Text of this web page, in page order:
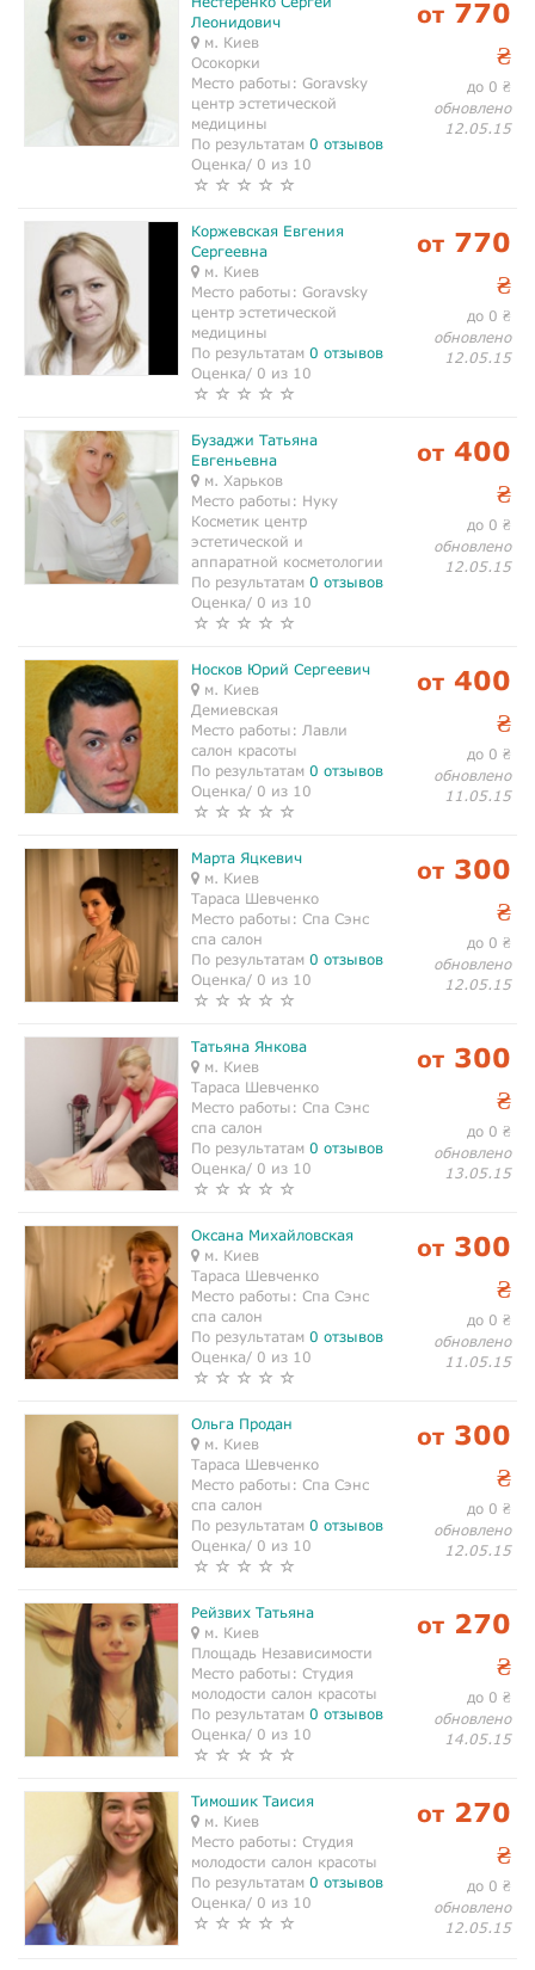
Леонидович
м. Киев
Осокорки
Место работы: Goravsky
центр эстетической
медицины
По результатам 0 отзывов
Оценка/ 0 из 10
от 770
₴
до 0 ₴
обновлено
12.05.15
Коржевская Евгения
Сергеевна
м. Киев
Место работы: Goravsky
центр эстетической
медицины
По результатам 0 отзывов
Оценка/ 0 из 10
от 770
₴
до 0 ₴
обновлено
12.05.15
Бузаджи Татьяна
Евгеньевна
м. Харьков
Место работы: Нуку
Косметик центр
эстетической и
аппаратной косметологии
По результатам 0 отзывов
Оценка/ 0 из 10
от 400
₴
до 0 ₴
обновлено
12.05.15
Носков Юрий Сергеевич
м. Киев
Демиевская
Место работы: Лавли
салон красоты
По результатам 0 отзывов
Оценка/ 0 из 10
от 400
₴
до 0 ₴
обновлено
11.05.15
Марта Яцкевич
м. Киев
Тараса Шевченко
Место работы: Спа Сэнс
спа салон
По результатам 0 отзывов
Оценка/ 0 из 10
от 300
₴
до 0 ₴
обновлено
12.05.15
Татьяна Янкова
м. Киев
Тараса Шевченко
Место работы: Спа Сэнс
спа салон
По результатам 0 отзывов
Оценка/ 0 из 10
от 300
₴
до 0 ₴
обновлено
13.05.15
Оксана Михайловская
м. Киев
Тараса Шевченко
Место работы: Спа Сэнс
спа салон
По результатам 0 отзывов
Оценка/ 0 из 10
от 300
₴
до 0 ₴
обновлено
11.05.15
Ольга Продан
м. Киев
Тараса Шевченко
Место работы: Спа Сэнс
спа салон
По результатам 0 отзывов
Оценка/ 0 из 10
от 300
₴
до 0 ₴
обновлено
12.05.15
Рейзвих Татьяна
м. Киев
Площадь Независимости
Место работы: Студия
молодости салон красоты
По результатам 0 отзывов
Оценка/ 0 из 10
от 270
₴
до 0 ₴
обновлено
14.05.15
Тимошик Таисия
м. Киев
Место работы: Студия
молодости салон красоты
По результатам 0 отзывов
Оценка/ 0 из 10
от 270
₴
до 0 ₴
обновлено
12.05.15